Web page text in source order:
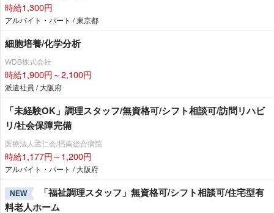
時給1,300円
アルバイト・パート / 東京都
細胞培養/化学分析
WDB株式会社
時給1,900円～2,100円
派遣社員 / 大阪府
「未経験OK」調理スタッフ/無資格可/シフト相談可/訪問リハビ
リ/社会保障完備
医療法人孟仁会/摂南総合病院
時給1,177円～1,200円
アルバイト・パート / 大阪府
NEW
「福祉調理スタッフ」無資格可/シフト相談可/住宅型有
料老人ホーム